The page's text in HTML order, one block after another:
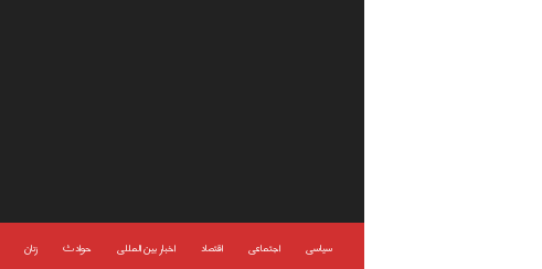
سياسى اجتماعی اقتصاد اخبار بین المللی حوادث زنان